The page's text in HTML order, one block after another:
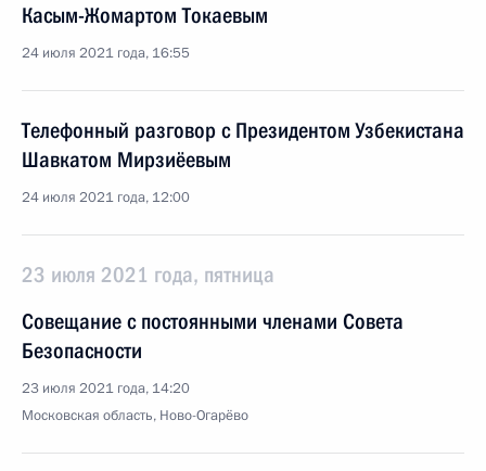
Касым-Жомартом Токаевым
24 июля 2021 года, 16:55
Телефонный разговор с Президентом Узбекистана
Шавкатом Мирзиёевым
24 июля 2021 года, 12:00
23 июля 2021 года, пятница
Совещание с постоянными членами Совета
Безопасности
23 июля 2021 года, 14:20
Московская область, Ново-Огарёво